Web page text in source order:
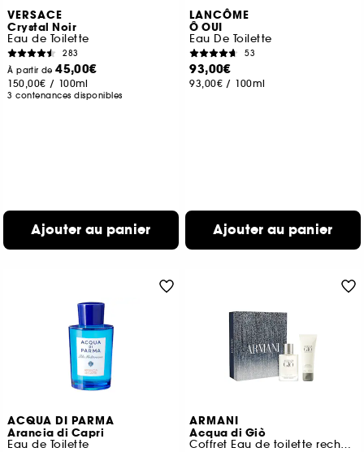
VERSACE
Crystal Noir
Eau de Toilette
283
À partir de45,00€
150,00€ / 100ml
3 contenances disponibles
Ajouter au panier
LANCÔME
Ô OUI
Eau De Toilette
53
93,00€
93,00€ / 100ml
Ajouter au panier
ACQUA DI PARMA
Arancia di Capri
Eau de Toilette
ARMANI
Acqua di Giò
Coffret Eau de toilette rechargeable pour homme